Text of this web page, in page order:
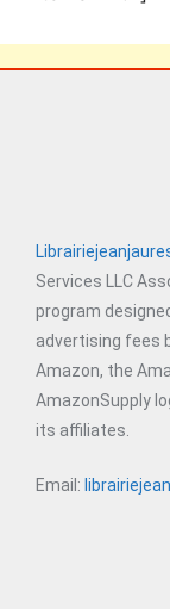
Services LLC
program
advertising fees
Amazon, the
AmazonSupply
its affiliates.
Email: